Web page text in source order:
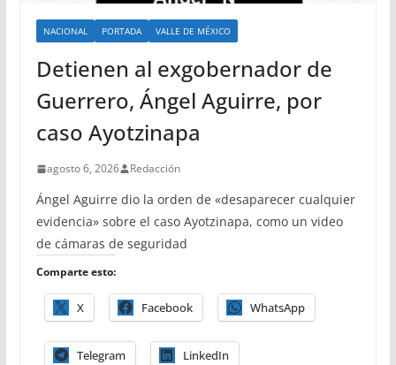
NACIONAL PORTADA VALLE DE MÉXICO
Detienen al exgobernador de
Guerrero, Ángel Aguirre, por
caso Ayotzinapa
agosto 6, 2026 Redacción
Ángel Aguirre dio la orden de «desaparecer cualquier
evidencia» sobre el caso Ayotzinapa, como un video
de cámaras de seguridad
Comparte esto:
X Facebook WhatsApp
Telegram LinkedIn